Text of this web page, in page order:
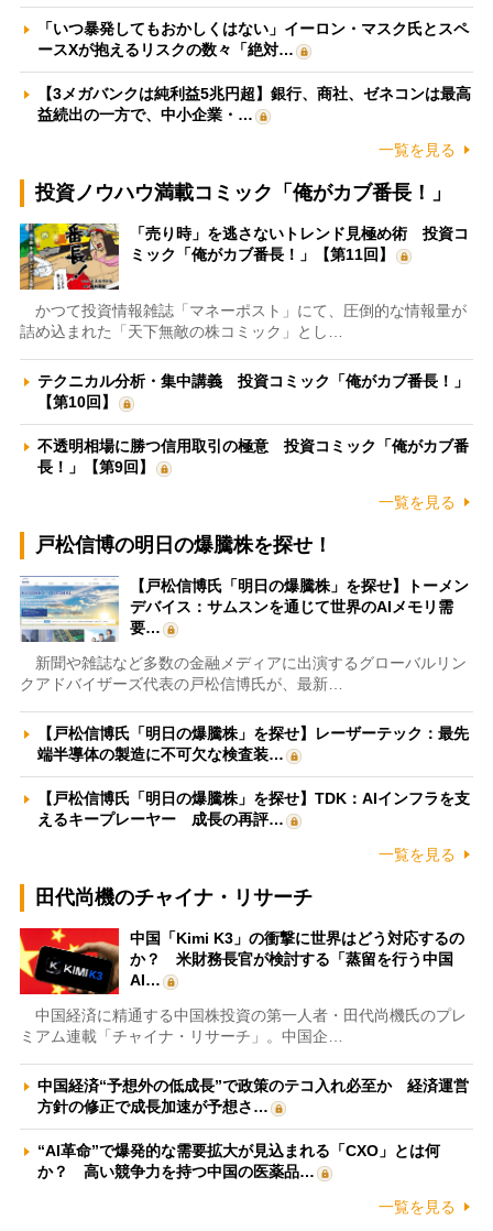
「いつ暴発してもおかしくはない」イーロン・マスク氏とスペ
ースXが抱えるリスクの数々「絶対…
【3メガバンクは純利益5兆円超】銀行、商社、ゼネコンは最高
益続出の一方で、中小企業・…
一覧を見る
投資ノウハウ満載コミック「俺がカブ番長！」
「売り時」を逃さないトレンド見極め術 投資コ
ミック「俺がカブ番長！」【第11回】
かつて投資情報雑誌「マネーポスト」にて、圧倒的な情報量が
詰め込まれた「天下無敵の株コミック」とし…
テクニカル分析・集中講義 投資コミック「俺がカブ番長！」
【第10回】
不透明相場に勝つ信用取引の極意 投資コミック「俺がカブ番
長！」【第9回】
一覧を見る
戸松信博の明日の爆騰株を探せ！
【戸松信博氏「明日の爆騰株」を探せ】トーメン
デバイス：サムスンを通じて世界のAIメモリ需
要…
新聞や雑誌など多数の金融メディアに出演するグローバルリン
クアドバイザーズ代表の戸松信博氏が、最新…
【戸松信博氏「明日の爆騰株」を探せ】レーザーテック：最先
端半導体の製造に不可欠な検査装…
【戸松信博氏「明日の爆騰株」を探せ】TDK：AIインフラを支
えるキープレーヤー 成長の再評…
一覧を見る
田代尚機のチャイナ・リサーチ
中国「Kimi K3」の衝撃に世界はどう対応するの
か？ 米財務長官が検討する「蒸留を行う中国
AI…
中国経済に精通する中国株投資の第一人者・田代尚機氏のプレ
ミアム連載「チャイナ・リサーチ」。中国企…
中国経済“予想外の低成長”で政策のテコ入れ必至か 経済運営
方針の修正で成長加速が予想さ…
“AI革命”で爆発的な需要拡大が見込まれる「CXO」とは何
か？ 高い競争力を持つ中国の医薬品…
一覧を見る